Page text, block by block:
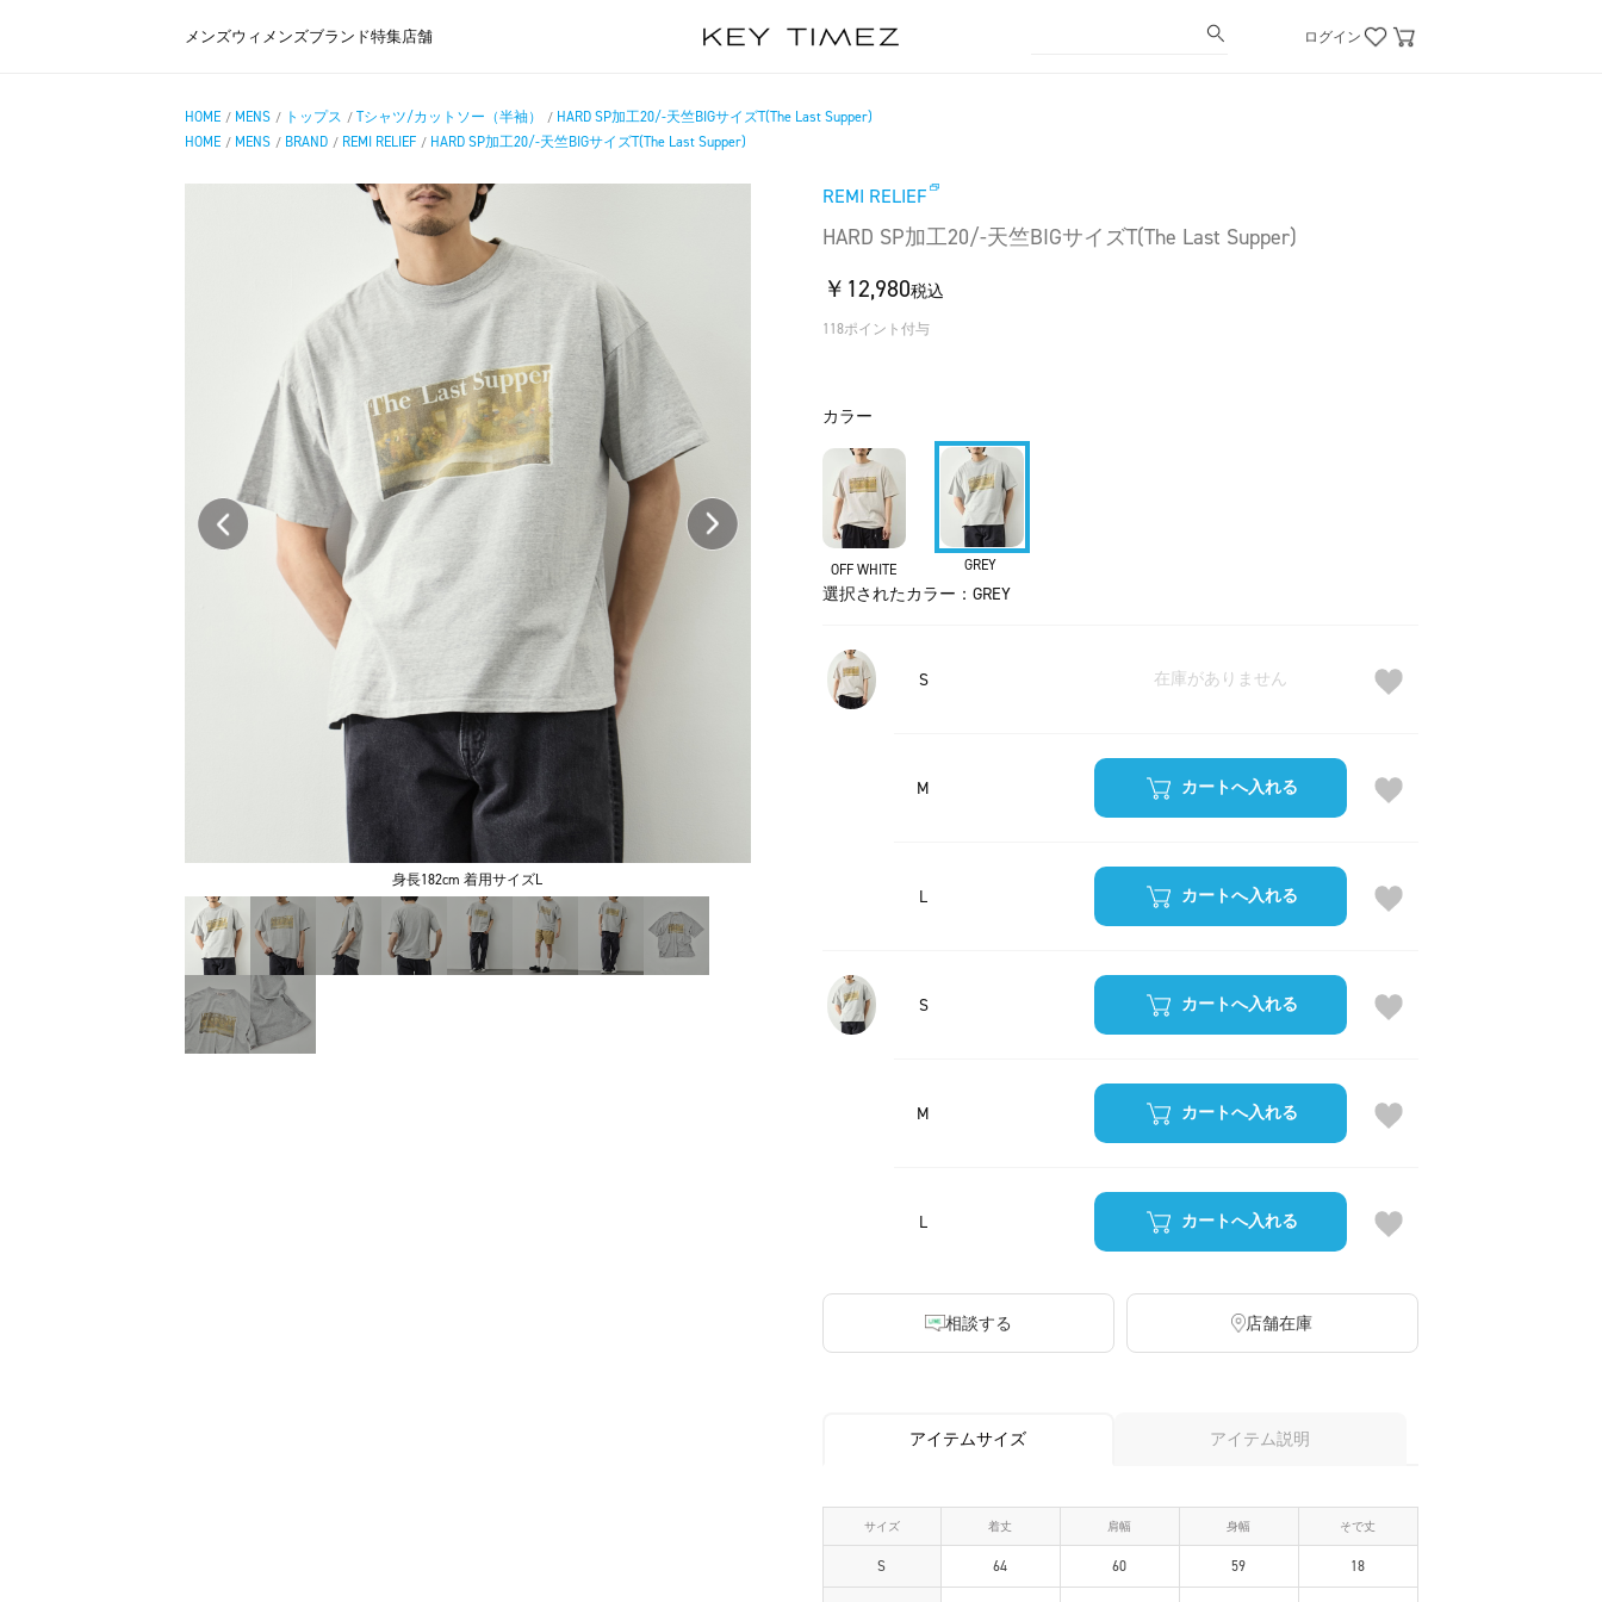
メンズウィメンズブランド特集店舗 ログイン
HOME / MENS / トップス / Tシャツ/カットソー（半袖） / HARD SP加工20/-天竺BIGサイズT(The Last Supper)
HOME / MENS / BRAND / REMI RELIEF / HARD SP加工20/-天竺BIGサイズT(The Last Supper)
身長182cm 着用サイズL
REMI RELIEF
HARD SP加工20/-天竺BIGサイズT(The Last Supper)
￥12,980税込
118ポイント付与
カラー
OFF WHITE GREY
選択されたカラー：GREY
S 在庫がありません
M カートへ入れる
L カートへ入れる
S カートへ入れる
M カートへ入れる
L カートへ入れる
相談する 店舗在庫
アイテムサイズ アイテム説明
サイズ 着丈 肩幅 身幅 そで丈
S 64 60 59 18